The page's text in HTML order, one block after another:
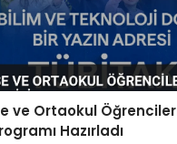
ve Ortaokul
Hazırladı